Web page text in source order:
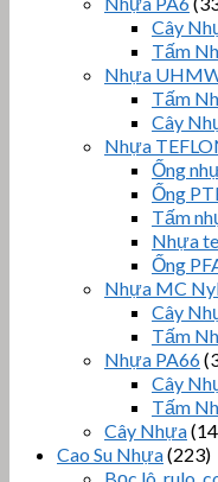
Cây
Tấm
Nhựa
Tấm
Cây
Nhựa
Ống
Ống
Tấm
Nhựa
Ống
Nhựa MC
Cây
Tấm
Nhựa PA66
Cây
Tấm
Cây Nhựa
Cao Su Nhựa(223)